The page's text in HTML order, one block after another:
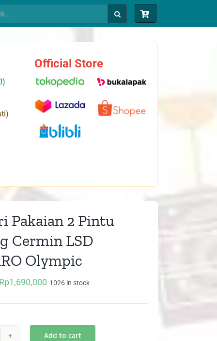
Official Store
Pakaian 2 Pintu
Cermin LSD
Olympic
Original
Rp1,690,000 Current
1026 in stock
Add to cart